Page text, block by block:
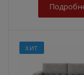
ХИТ